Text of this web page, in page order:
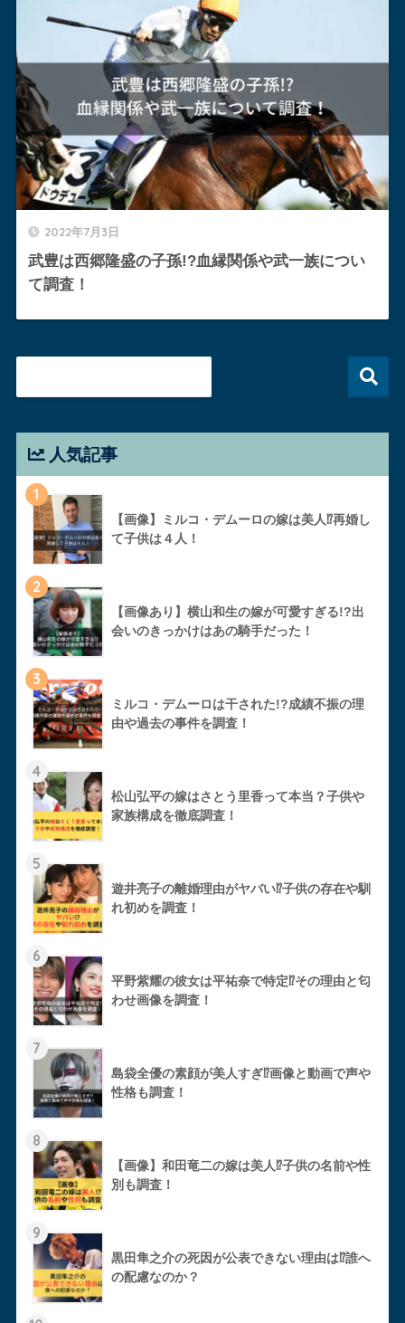
2022年7月3日
武豊は西郷隆盛の子孫!?血縁関係や武一族につい
て調査！
人気記事
1
【画像】ミルコ・デムーロの嫁は美人⁉︎再婚し
て子供は４人！
2
【画像あり】横山和生の嫁が可愛すぎる!?出
会いのきっかけはあの騎手だった！
3
ミルコ・デムーロは干された!?成績不振の理
由や過去の事件を調査！
4
松山弘平の嫁はさとう里香って本当？子供や
家族構成を徹底調査！
5
遊井亮子の離婚理由がヤバい⁉︎子供の存在や馴
れ初めを調査！
6
平野紫耀の彼女は平祐奈で特定⁉︎その理由と匂
わせ画像を調査！
7
島袋全優の素顔が美人すぎ⁉︎画像と動画で声や
性格も調査！
8
【画像】和田竜二の嫁は美人⁉︎子供の名前や性
別も調査！
9
黒田隼之介の死因が公表できない理由は⁉︎誰へ
の配慮なのか？